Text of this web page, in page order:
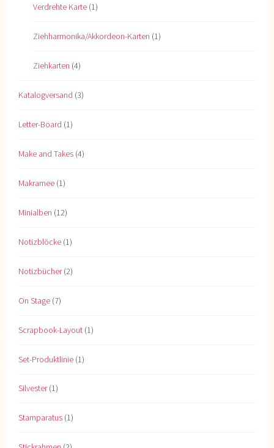
Verdrehte Karte (1)
Ziehharmonika/Akkordeon-Karten (1)
Ziehkarten (4)
Katalogversand (3)
Letter-Board (1)
Make and Takes (4)
Makramee (1)
Minialben (12)
Notizblöcke (1)
Notizbücher(2)
On Stage (7)
Scrapbook-Layout (1)
Set-Produktlinie (1)
Silvester(1)
Stamparatus (1)